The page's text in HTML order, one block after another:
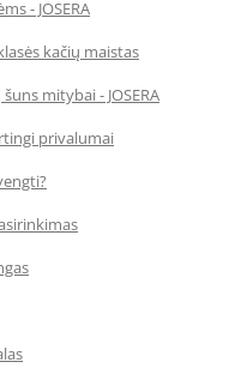
- JOSERA
kačių maistas
mitybai - JOSERA
privalumai